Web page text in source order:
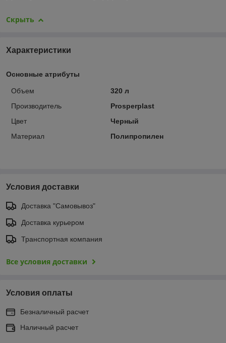
Скрыть
Характеристики
Основные атрибуты
Объем
320 л
Производитель
Prosperplast
Цвет
Черный
Материал
Полипропилен
Условия доставки
Доставка "Самовывоз"
Доставка курьером
Транспортная компания
Все условия доставки
Условия оплаты
Безналичный расчет
Наличный расчет